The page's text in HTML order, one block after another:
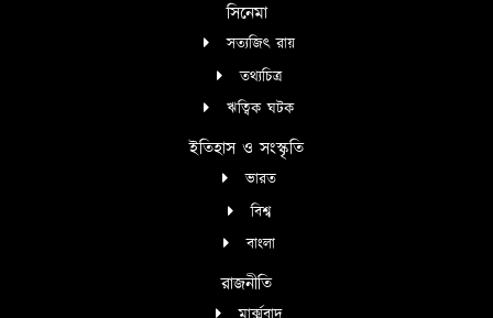
সিনেমা
সত্যজিৎ রায়
তথ্যচিত্র
ঋত্বিক ঘটক
ইতিহাস ও সংস্কৃতি
ভারত
বিশ্ব
বাংলা
রাজনীতি